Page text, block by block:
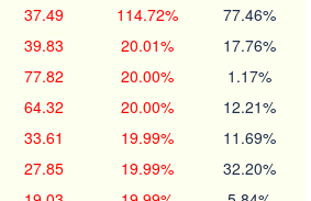
37.49 114.72% 77.46%
39.83 20.01% 17.76%
77.82 20.00% 1.17%
64.32 20.00% 12.21%
33.61 19.99% 11.69%
27.85 19.99% 32.20%